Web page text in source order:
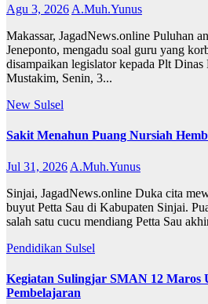
Agu 3, 2026 A.Muh.Yunus
Makassar, JagadNews.online Puluhan
Jeneponto, mengadu soal guru yang
disampaikan legislator kepada Plt Dinas
Mustakim, Senin, 3...
New Sulsel
Sakit Menahun Puang Nursiah
Jul 31, 2026 A.Muh.Yunus
Sinjai, JagadNews.online Duka cita
buyut Petta Sau di Kabupaten Sinjai.
salah satu cucu mendiang Petta Sau
Pendidikan Sulsel
Kegiatan Sulingjar SMAN 12 Maros
Pembelajaran